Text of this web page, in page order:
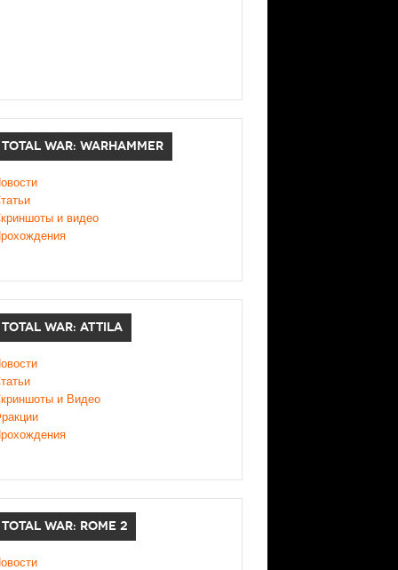
TOTAL WAR: WARHAMMER
и видео
TOTAL WAR: ATTILA
и Видео
TOTAL WAR: ROME 2